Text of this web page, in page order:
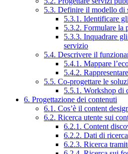
5.3. Definire il modello di
5.3.1. Identificare
5.3.2. Formulare la
5.3.3. Inquadrare
servizio
5.4. Descrivere il
5.4.1. Mappare
5.4.2.
5.5. Co-progettare le
5.5.1. Workshop di
6. Progettazione dei contenuti
6.1. Cos’è il content
6.2. Ricerca utente sui
6.2.1. Content
6.2.2. Dati di
6.2.3. Ricerca